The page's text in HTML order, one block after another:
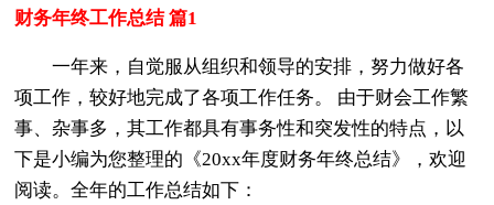
财务年终工作总结 篇1
一年来，自觉服从组织和领导的安排，努力做好各
项工作，较好地完成了各项工作任务。 由于财会工作繁
事、杂事多，其工作都具有事务性和突发性的特点，以
下是小编为您整理的《20xx年度财务年终总结》，欢迎
阅读。全年的工作总结如下：